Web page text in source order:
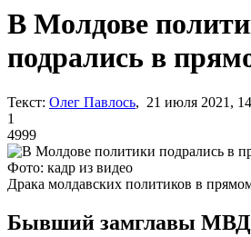
В Молдове
подрались в
Текст: Олег Павлось, 21 июля 2021,
1
4999
Фото: кадр из видео
Драка молдавских политиков в
Бывший замглавы